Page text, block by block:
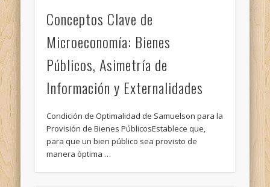
Conceptos Clave de
Microeconomía: Bienes
Públicos, Asimetría de
Información y Externalidades
Condición de Optimalidad de Samuelson para la
Provisión de Bienes PúblicosEstablece que,
para que un bien público sea provisto de
manera óptima …